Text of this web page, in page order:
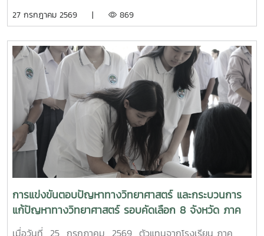
27 กรกฎาคม 2569 | 869
การแข่งขันตอบปัญหาทางวิทยาศาสตร์ และกระบวนการ
แก้ปัญหาทางวิทยาศาสตร์ รอบคัดเลือก 8 จังหวัด ภาค
เหนือตอนบน